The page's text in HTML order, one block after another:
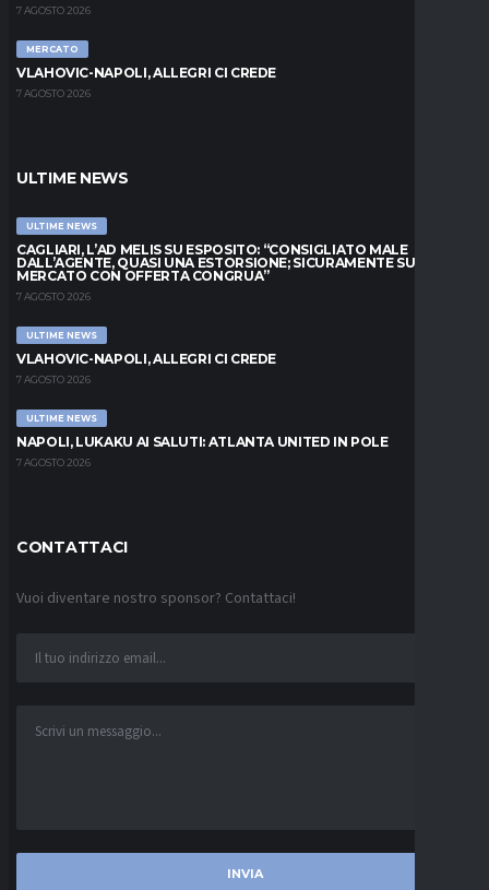
7 AGOSTO 2026
MERCATO
VLAHOVIC-NAPOLI, ALLEGRI CI CREDE
7 AGOSTO 2026
ULTIME NEWS
ULTIME NEWS
CAGLIARI, L’AD MELIS SU ESPOSITO: “CONSIGLIATO MALE
DALL’AGENTE, QUASI UNA ESTORSIONE; SICURAMENTE SUL
MERCATO CON OFFERTA CONGRUA”
7 AGOSTO 2026
ULTIME NEWS
VLAHOVIC-NAPOLI, ALLEGRI CI CREDE
7 AGOSTO 2026
ULTIME NEWS
NAPOLI, LUKAKU AI SALUTI: ATLANTA UNITED IN POLE
7 AGOSTO 2026
CONTATTACI
Vuoi diventare nostro sponsor? Contattaci!